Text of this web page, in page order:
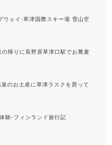
ウェイ-草津国際スキー場 雪山空
帰りに長野原草津口駅でお蕎麦
のお土産に草津ラスクを買って
験-フィンランド旅行記